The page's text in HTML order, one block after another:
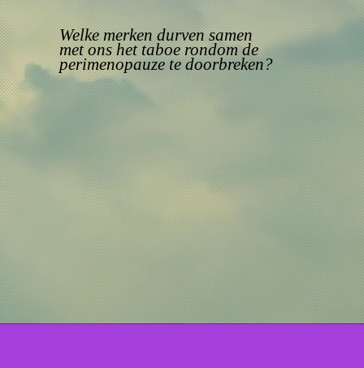
Welke merken durven samen
met ons het taboe rondom de
perimenopauze te doorbreken?